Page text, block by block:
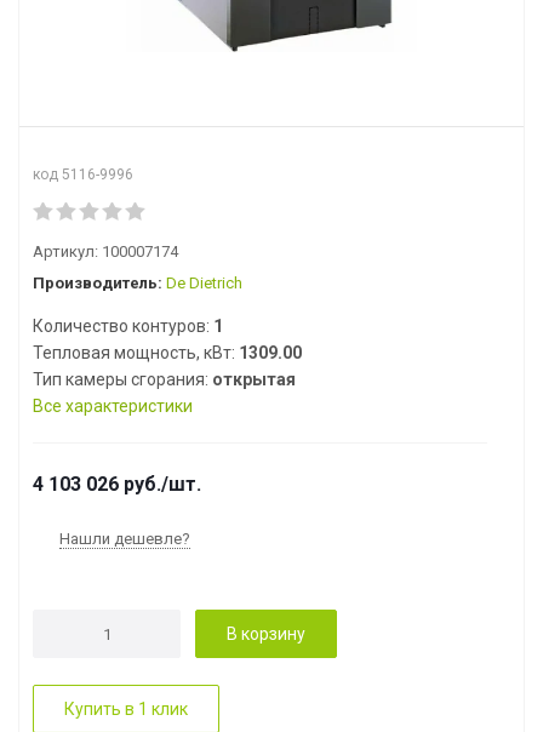
код 5116-9996
Артикул: 100007174
Производитель: De Dietrich
Количество контуров: 1
Тепловая мощность, кВт: 1309.00
Тип камеры сгорания: открытая
Все характеристики
4 103 026 руб./шт.
Нашли дешевле?
В корзину
Купить в 1 клик